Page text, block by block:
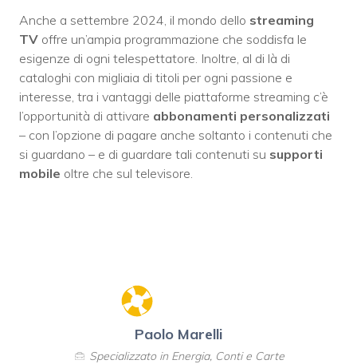
Anche a settembre 2024, il mondo dello streaming
TV offre un’ampia programmazione che soddisfa le
esigenze di ogni telespettatore. Inoltre, al di là di
cataloghi con migliaia di titoli per ogni passione e
interesse, tra i vantaggi delle piattaforme streaming c’è
l’opportunità di attivare abbonamenti personalizzati
– con l’opzione di pagare anche soltanto i contenuti che
si guardano – e di guardare tali contenuti su supporti
mobile oltre che sul televisore.
Paolo Marelli
Specializzato in Energia, Conti e Carte